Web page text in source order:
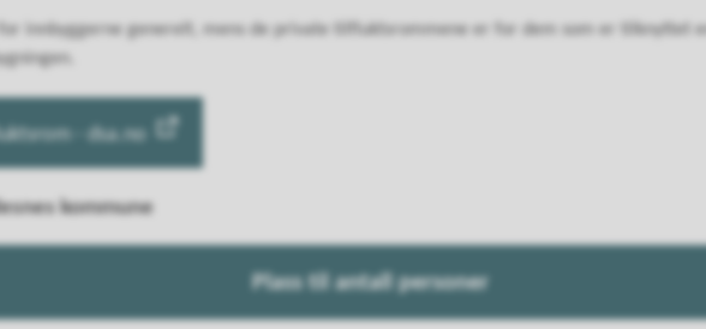
innbyggerne generelt, mens de private tilfluktsrommene er for dem som er tilknyttet en
- dsa.no
kommune
Plass til antall personer